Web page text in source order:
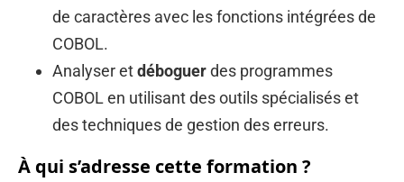
de caractères avec les fonctions intégrées de
COBOL.
Analyser etdéboguerdes programmes
COBOL en utilisant des outils spécialisés et
des techniques de gestion des erreurs.
À qui s’adresse cette formation ?